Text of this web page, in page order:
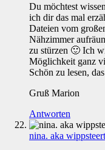
Du möchtest
ich dir das mal
Dateien vom
Nähzimmer
zu stürzen 🙂 Ich
Möglichkeit ganz
Schön zu lesen,
Gruß Marion
Antworten
nina. aka